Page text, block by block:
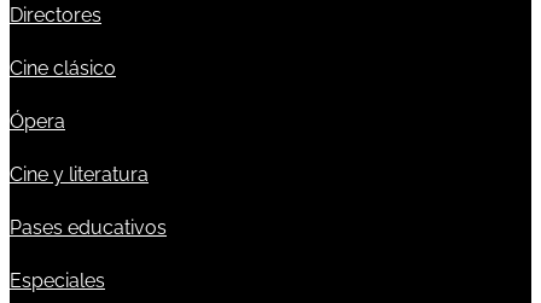
Directores
Cine clásico
Ópera
Cine y literatura
Pases educativos
Especiales